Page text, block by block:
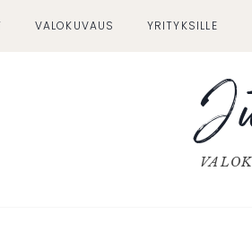
VALOKUVAUS YRITYKSILLE